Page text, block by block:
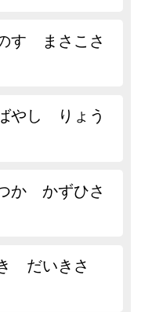
す まさこさ
やし りょう
か かずひさ
だいきさ